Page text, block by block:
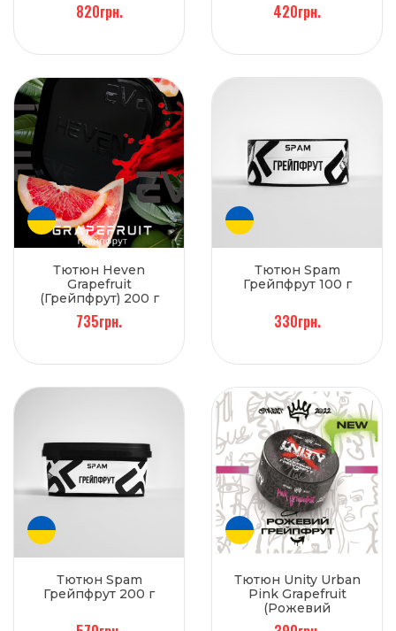
820грн. 420грн.
Тютюн Heven
Grapefruit
(Грейпфрут) 200 г
735грн.
Тютюн Spam
Грейпфрут 100 г
330грн.
Тютюн Spam
Грейпфрут 200 г
Тютюн Unity Urban
Pink Grapefruit
(Рожевий
грейпфрут) 100 г